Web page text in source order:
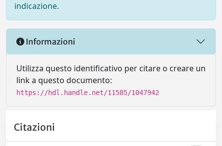
indicazione.
Informazioni
Utilizza questo identificativo per citare o creare un
link a questo documento:
https://hdl.handle.net/11585/1047942
Citazioni